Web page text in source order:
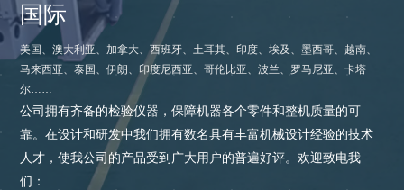
国际
美国、澳大利亚、加拿大、西班牙、土耳其、印度、埃及、墨西哥、越南、
马来西亚、泰国、伊朗、印度尼西亚、哥伦比亚、波兰、罗马尼亚、卡塔
尔……
公司拥有齐备的检验仪器，保障机器各个零件和整机质量的可
靠。在设计和研发中我们拥有数名具有丰富机械设计经验的技术
人才，使我公司的产品受到广大用户的普遍好评。欢迎致电我
们：